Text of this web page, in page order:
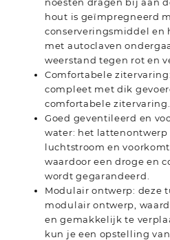
hout is geïmpregneerd
conserveringsmiddel en
met autoclaven
weerstand tegen rot en
Comfortabele
compleet met dik
comfortabele zitervaring.
Goed geventileerd en
water: het
luchtstroom en
waardoor een droge en
wordt gegarandeerd.
Modulair ontwerp: deze
modulair ontwerp,
en gemakkelijk te
kun je een opstelling